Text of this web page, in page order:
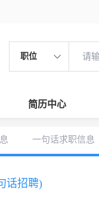
职位
简历中心
一句话求职信息
话招聘)